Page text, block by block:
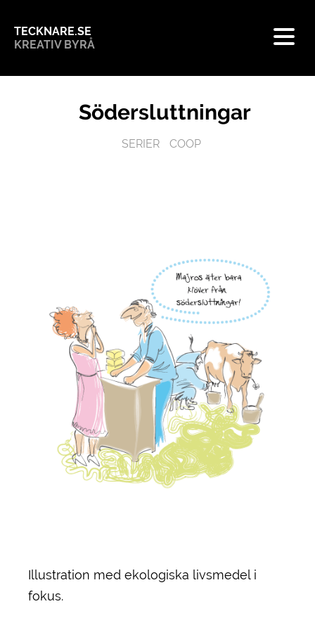
TECKNARE.SE
KREATIV BYRÅ
Södersluttningar
SERIER COOP
Illustration med ekologiska livsmedel i
fokus.